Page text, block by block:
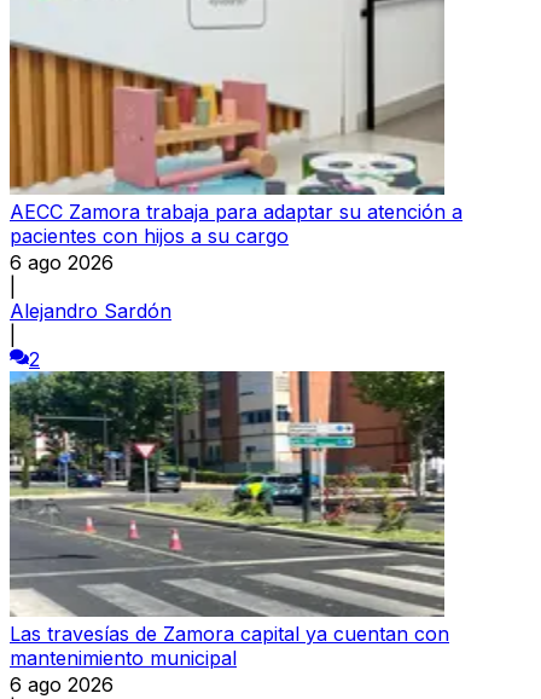
AECC Zamora trabaja para adaptar su atención a
pacientes con hijos a su cargo
6 ago 2026
Alejandro Sardón
2
Las travesías de Zamora capital ya cuentan con
mantenimiento municipal
6 ago 2026